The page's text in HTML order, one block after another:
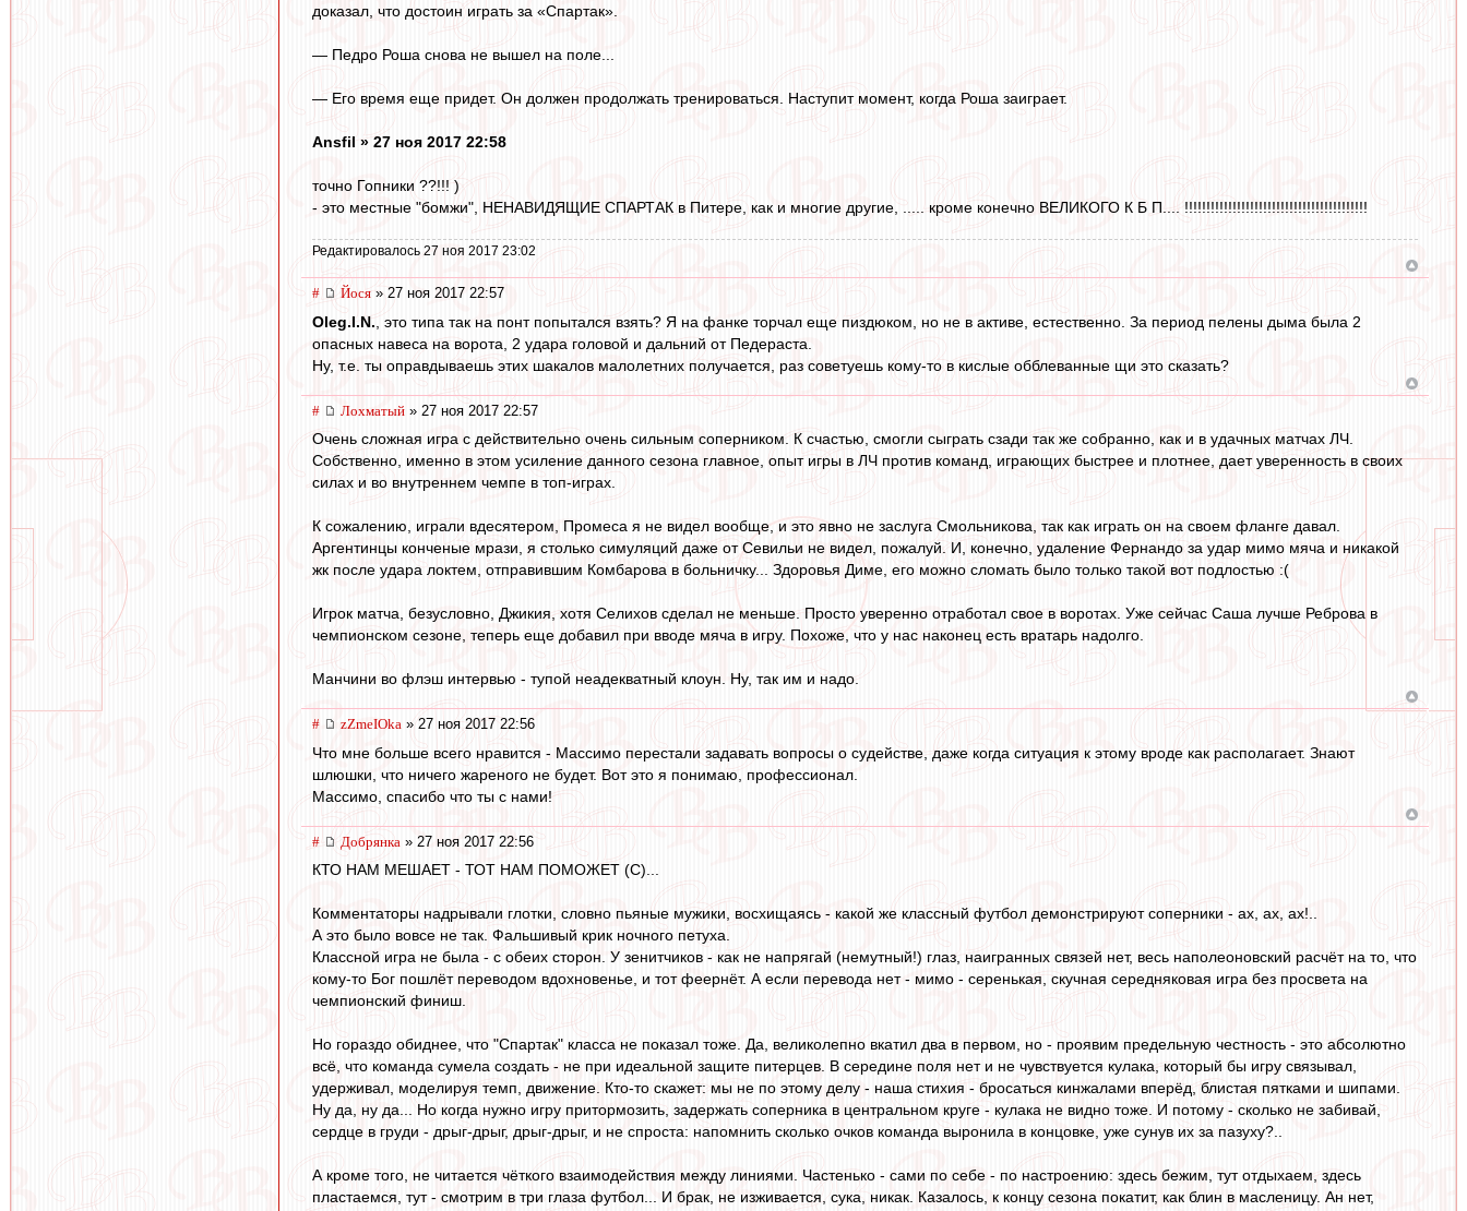
доказал, что достоин играть за «Спартак».
— Педро Роша снова не вышел на поле...
— Его время еще придет. Он должен продолжать тренироваться. Наступит момент, когда Роша заиграет.
Ansfil » 27 ноя 2017 22:58
точно Гопники ??!!! )
- это местные "бомжи", НЕНАВИДЯЩИЕ СПАРТАК в Питере, как и многие другие, ..... кроме конечно ВЕЛИКОГО К Б П.... !!!!!!!!!!!!!!!!!!!!!!!!!!!!!!!!!!!!!!!!!!
Редактировалось 27 ноя 2017 23:02
# Йося » 27 ноя 2017 22:57
Oleg.I.N. , это типа так на понт попытался взять? Я на фанке торчал еще пиздюком, но не в активе, естественно. За период пелены дыма была 2
опасных навеса на ворота, 2 удара головой и дальний от Педераста.
Ну, т.е. ты оправдываешь этих шакалов малолетних получается, раз советуешь кому-то в кислые обблеванные щи это сказать?
# Лохматый » 27 ноя 2017 22:57
Очень сложная игра с действительно очень сильным соперником. К счастью, смогли сыграть сзади так же собранно, как и в удачных матчах ЛЧ.
Собственно, именно в этом усиление данного сезона главное, опыт игры в ЛЧ против команд, играющих быстрее и плотнее, дает уверенность в своих
силах и во внутреннем чемпе в топ-играх.
К сожалению, играли вдесятером, Промеса я не видел вообще, и это явно не заслуга Смольникова, так как играть он на своем фланге давал.
Аргентинцы конченые мрази, я столько симуляций даже от Севильи не видел, пожалуй. И, конечно, удаление Фернандо за удар мимо мяча и никакой
жк после удара локтем, отправившим Комбарова в больничку... Здоровья Диме, его можно сломать было только такой вот подлостью :(
Игрок матча, безусловно, Джикия, хотя Селихов сделал не меньше. Просто уверенно отработал свое в воротах. Уже сейчас Саша лучше Реброва в
чемпионском сезоне, теперь еще добавил при вводе мяча в игру. Похоже, что у нас наконец есть вратарь надолго.
Манчини во флэш интервью - тупой неадекватный клоун. Ну, так им и надо.
# zZmeIOka » 27 ноя 2017 22:56
Что мне больше всего нравится - Массимо перестали задавать вопросы о судействе, даже когда ситуация к этому вроде как располагает. Знают
шлюшки, что ничего жареного не будет. Вот это я понимаю, профессионал.
Массимо, спасибо что ты с нами!
# Добрянка » 27 ноя 2017 22:56
КТО НАМ МЕШАЕТ - ТОТ НАМ ПОМОЖЕТ (С)...
Комментаторы надрывали глотки, словно пьяные мужики, восхищаясь - какой же классный футбол демонстрируют соперники - ах, ах, ах!..
А это было вовсе не так. Фальшивый крик ночного петуха.
Классной игра не была - с обеих сторон. У зенитчиков - как не напрягай (немутный!) глаз, наигранных связей нет, весь наполеоновский расчёт на то, что
кому-то Бог пошлёт переводом вдохновенье, и тот феернёт. А если перевода нет - мимо - серенькая, скучная середняковая игра без просвета на
чемпионский финиш.
Но гораздо обиднее, что "Спартак" класса не показал тоже. Да, великолепно вкатил два в первом, но - проявим предельную честность - это абсолютно
всё, что команда сумела создать - не при идеальной защите питерцев. В середине поля нет и не чувствуется кулака, который бы игру связывал,
удерживал, моделируя темп, движение. Кто-то скажет: мы не по этому делу - наша стихия - бросаться кинжалами вперёд, блистая пятками и шипами.
Ну да, ну да... Но когда нужно игру притормозить, задержать соперника в центральном круге - кулака не видно тоже. И потому - сколько не забивай,
сердце в груди - дрыг-дрыг, дрыг-дрыг, и не спроста: напомнить сколько очков команда выронила в концовке, уже сунув их за пазуху?..
А кроме того, не читается чёткого взаимодействия между линиями. Частенько - сами по себе - по настроению: здесь бежим, тут отдыхаем, здесь
пластаемся, тут - смотрим в три глаза футбол... И брак, не изживается, сука, никак. Казалось, к концу сезона покатит, как блин в масленицу. Ан нет,